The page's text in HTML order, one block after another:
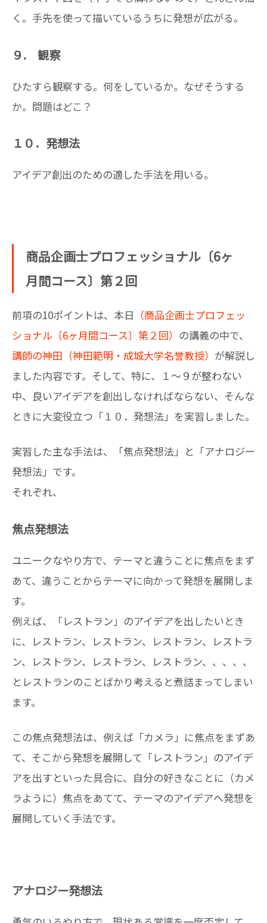
く。手先を使って描いているうちに発想が広がる。
９. 観察
ひたすら観察する。何をしているか。なぜそうする
か。問題はどこ？
１０．発想法
アイデア創出のための適した手法を用いる。
商品企画士プロフェッショナル〔6ヶ
月間コース〕第２回
前項の10ポイントは、本日 （商品企画士プロフェッ
ショナル〔6ヶ月間コース〕第２回） の講義の中で、
講師の神田（神田範明・成城大学名誉教授） が解説し
ました内容です。そして、特に、１～９が整わない
中、良いアイデアを創出しなければならない、そんな
ときに大変役立つ「１０．発想法」を実習しました。
実習した主な手法は、「焦点発想法」と「アナロジー
発想法」です。
それぞれ、
焦点発想法
ユニークなやり方で、テーマと違うことに焦点をまず
あて、違うことからテーマに向かって発想を展開しま
す。
例えば、「レストラン」のアイデアを出したいとき
に、レストラン、レストラン、レストラン、レストラ
ン、レストラン、レストラン、レストラン、、、、、
とレストランのことばかり考えると煮詰まってしまい
ます。
この焦点発想法は、例えば「カメラ」に焦点をまずあ
て、そこから発想を展開して「レストラン」のアイデ
アを出すといった具合に、自分の好きなことに（カメ
ラように）焦点をあてて、テーマのアイデアへ発想を
展開していく手法です。
アナロジー発想法